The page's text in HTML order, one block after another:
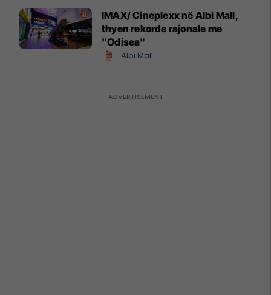
IMAX/ Cineplexx në Albi Mall,
thyen rekorde rajonale me
"Odisea"
Albi Mall